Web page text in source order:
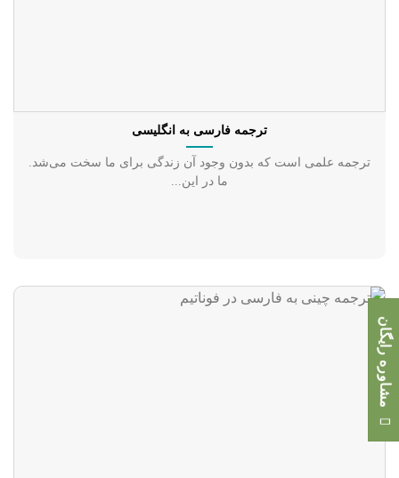
ترجمه فارسی به انگلیسی
ترجمه علمی است که بدون وجود آن زندگی برای ما سخت می‌شد.
ما در این...
مشاوره رایگان